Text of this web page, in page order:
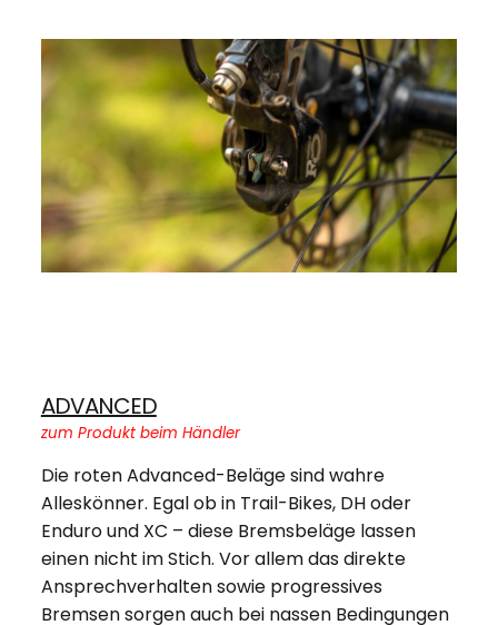
ADVANCED
zum Produkt beim Händler
Die roten Advanced-Beläge sind wahre
Alleskönner. Egal ob in Trail-Bikes, DH oder
Enduro und XC – diese Bremsbeläge lassen
einen nicht im Stich. Vor allem das direkte
Ansprechverhalten sowie progressives
Bremsen sorgen auch bei nassen Bedingungen